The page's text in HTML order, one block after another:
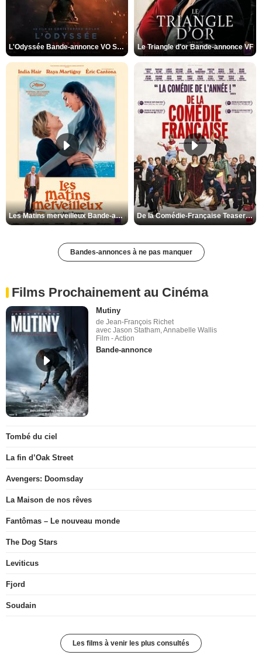
L'Odyssée Bande-annonce VO STFR Le Triangle d'or Bande-annonce VF
Les Matins merveilleux Bande-annonce VF De la Comédie-Française Teaser VF
Bandes-annonces à ne pas manquer
Films Prochainement au Cinéma
Mutiny
de Jean-François Richet
avec Jason Statham, Annabelle Wallis
Film - Action
Bande-annonce
Tombé du ciel
La fin d’Oak Street
Avengers: Doomsday
La Maison de nos rêves
Fantômas – Le nouveau monde
The Dog Stars
Leviticus
Fjord
Soudain
Les films à venir les plus consultés